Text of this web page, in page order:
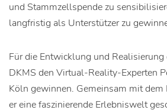
und Stammzellspende zu
langfristig als Unterstützer zu
Für die Entwicklung und Realisierung
DKMS den Virtual-Reality-Experten
Köln gewinnen. Gemeinsam mit
er eine faszinierende Erlebniswelt